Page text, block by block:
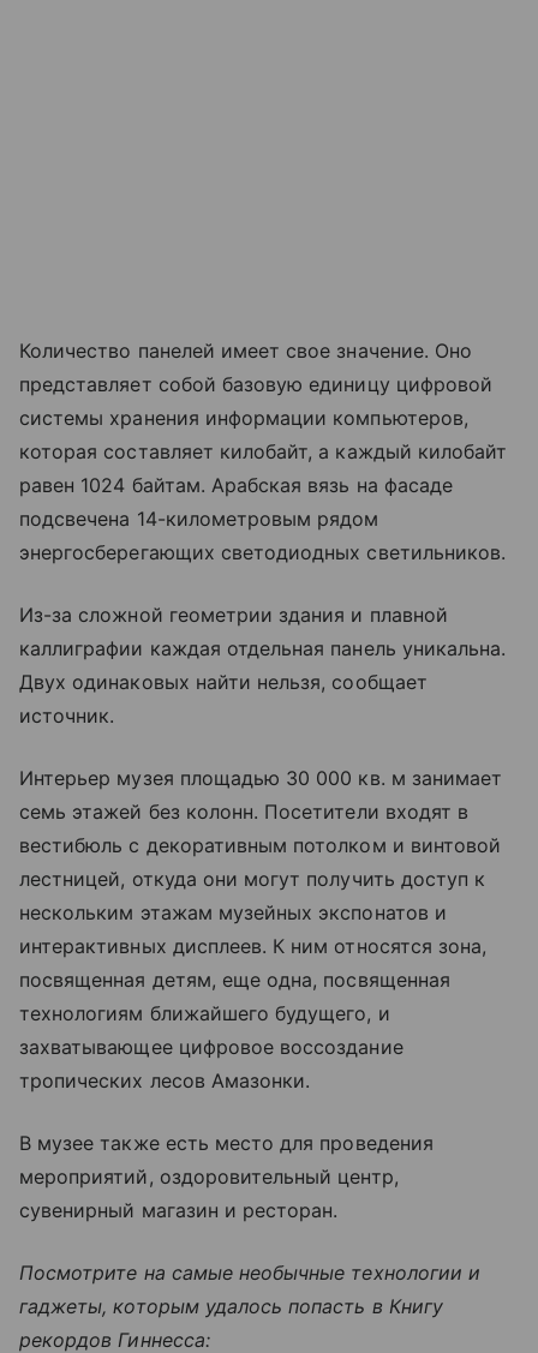
Количество панелей имеет свое значение. Оно
представляет собой базовую единицу цифровой
системы хранения информации компьютеров,
которая составляет килобайт, а каждый килобайт
равен 1024 байтам. Арабская вязь на фасаде
подсвечена 14-километровым рядом
энергосберегающих светодиодных светильников.
Из-за сложной геометрии здания и плавной
каллиграфии каждая отдельная панель уникальна.
Двух одинаковых найти нельзя, сообщает
источник.
Интерьер музея площадью 30 000 кв. м занимает
семь этажей без колонн. Посетители входят в
вестибюль с декоративным потолком и винтовой
лестницей, откуда они могут получить доступ к
нескольким этажам музейных экспонатов и
интерактивных дисплеев. К ним относятся зона,
посвященная детям, еще одна, посвященная
технологиям ближайшего будущего, и
захватывающее цифровое воссоздание
тропических лесов Амазонки.
В музее также есть место для проведения
мероприятий, оздоровительный центр,
сувенирный магазин и ресторан.
Посмотрите на самые необычные технологии и
гаджеты, которым удалось попасть в Книгу
рекордов Гиннесса: